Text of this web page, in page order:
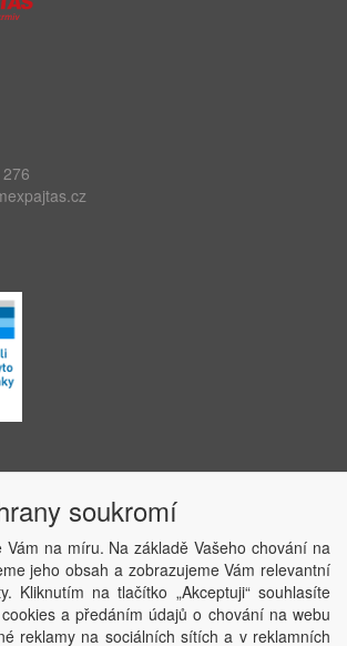
soukromí
Vám na míru. Na základě Vašeho chování na
jeho obsah a zobrazujeme Vám relevantní
Kliknutím na tlačítko „Akceptuji“ souhlasíte
a předáním údajů o chování na webu
reklamy na sociálních sítích a v reklamních